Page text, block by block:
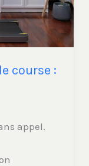
course :
appel.